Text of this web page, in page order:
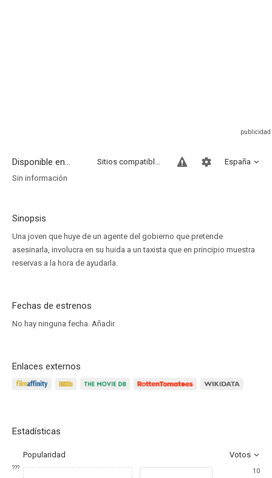
Disponible en... España
Sitios compatibles
Sin información
Sinopsis
Una joven que huye de un agente del gobierno que pretende
asesinarla, involucra en su huida a un taxista que en principio muestra
reservas a la hora de ayudarla.
Fechas de estrenos
No hay ninguna fecha. Añadir
Enlaces externos
Estadísticas
Popularidad Votos
???
10